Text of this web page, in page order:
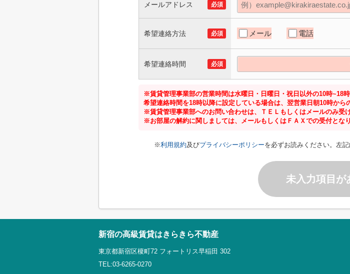
メールアドレス 必須
希望連絡方法 必須 メール 電話
希望連絡時間 必須
※賃貸管理事業部の営業時間は水曜日・日曜日・祝日以外の10時~18時
希望連絡時間を18時以降に設定している場合は、翌営業日朝10時から
※賃貸管理事業部へのお問い合わせは、ＴＥＬもしくはメールのみ受
※お部屋の解約に関しましては、メールもしくはＦＡＸでの受付となり
※利用規約及びプライバシーポリシーを必ずお読みください。左
未入力項目が
新宿の高級賃貸はきらきら不動産
東京都新宿区榎町72 フォートリス早稲田 302
TEL:03-6265-0270